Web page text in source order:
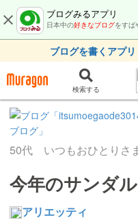
ブログみるアプリ
日本中の好きなブログをすば
ブログを書くアプ
検索する
50代 いつもおひとりさ
今年のサンダ
アリエッティ